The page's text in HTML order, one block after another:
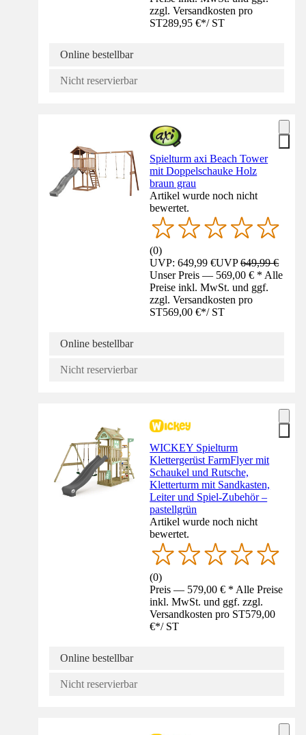
zzgl. Versandkosten pro
ST289,95 €*/ ST
Online bestellbar
Nicht reservierbar
Spielturm axi Beach Tower
mit Doppelschauke Holz
braun grau
Artikel wurde noch nicht
bewertet.
(0)
UVP: 649,99 €UVP649,99 €
Unser Preis — 569,00 € * Alle
Preise inkl. MwSt. und ggf.
zzgl. Versandkosten pro
ST569,00 €*/ ST
Online bestellbar
Nicht reservierbar
WICKEY Spielturm
Klettergerüst FarmFlyer mit
Schaukel und Rutsche,
Kletterturm mit Sandkasten,
Leiter und Spiel-Zubehör –
pastellgrün
Artikel wurde noch nicht
bewertet.
(0)
Preis — 579,00 € * Alle Preise
inkl. MwSt. und ggf. zzgl.
Versandkosten pro ST579,00
€*/ ST
Online bestellbar
Nicht reservierbar